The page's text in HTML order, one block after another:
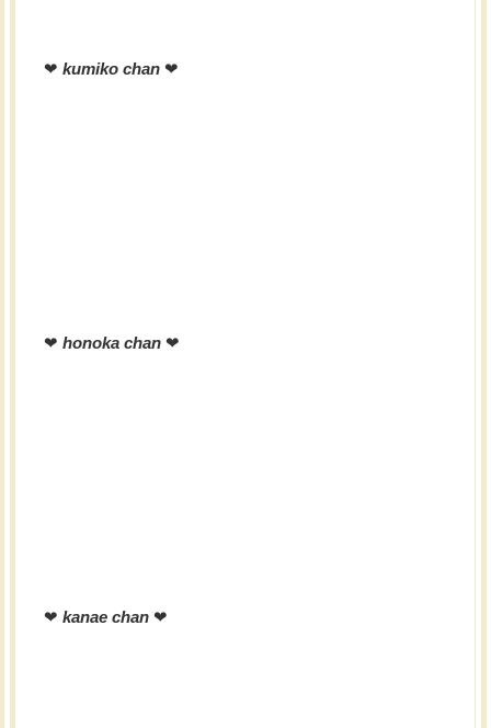
❤︎ kumiko chan ❤︎
❤︎ honoka chan ❤︎
❤︎ kanae chan ❤︎